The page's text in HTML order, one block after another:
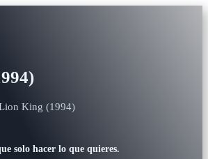
King (1994)
solo hacer lo que quieres.